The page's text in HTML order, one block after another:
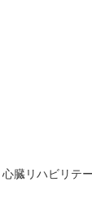
臓リハビリテ